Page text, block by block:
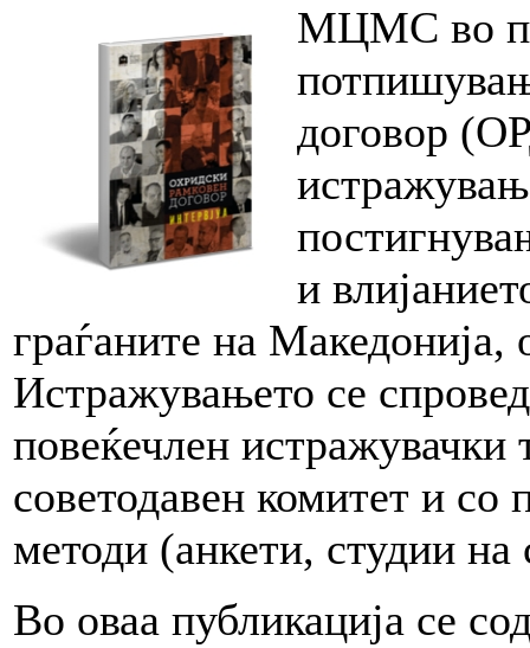
МЦМС во
договор
и
граѓаните на
Истражувањето се
повеќечлен истражувачки
советодавен комитет и со
методи (анкети, студии на
Во оваа публикација се